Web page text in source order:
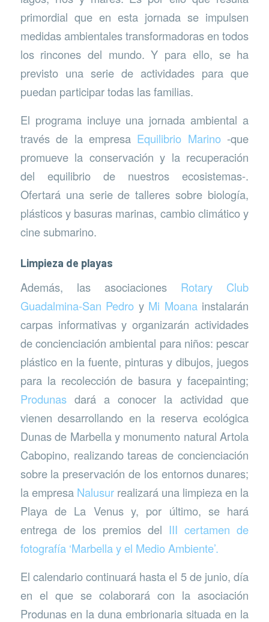
primordial que en esta jornada se impulsen
medidas ambientales transformadoras en todos
los rincones del mundo. Y para ello, se ha
previsto una serie de actividades para que
puedan participar todas las familias.
El programa incluye una jornada ambiental a
través de la empresa Equilibrio Marino-que
promueve la conservación y la recuperación
del equilibrio de nuestros ecosistemas-.
Ofertará una serie de talleres sobre biología,
plásticos y basuras marinas, cambio climático y
cine submarino.
Limpieza de playas
Además, las asociaciones Rotary Club
Guadalmina-San Pedro y Mi Moanainstalarán
carpas informativas y organizarán actividades
de concienciación ambiental para niños: pescar
plástico en la fuente, pinturas y dibujos, juegos
para la recolección de basura y facepainting;
Produnasdará a conocer la actividad que
vienen desarrollando en la reserva ecológica
Dunas de Marbella y monumento natural Artola
Cabopino, realizando tareas de concienciación
sobre la preservación de los entornos dunares;
la empresa Nalusur realizará una limpieza en la
Playa de La Venus y, por último, se hará
entrega de los premios del III certamen de
fotografía ‘Marbella y el Medio Ambiente’.
El calendario continuará hasta el 5 de junio, día
en el que se colaborará con la asociación
Produnas en la duna embrionaria situada en la